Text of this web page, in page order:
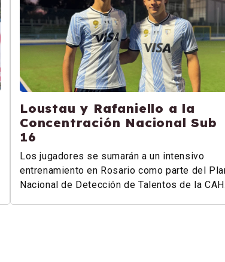
Loustau y Rafaniello a la
Concentración Nacional Sub
16
Los jugadores se sumarán a un intensivo
entrenamiento en Rosario como parte del
Nacional de Detección de Talentos de la CAH.